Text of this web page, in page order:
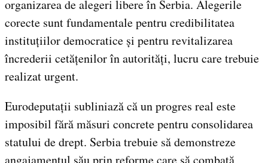
organizarea de alegeri libere în Serbia. Alegerile
corecte sunt fundamentale pentru credibilitatea
instituțiilor democratice și pentru revitalizarea
încrederii cetățenilor în autorități, lucru care trebuie
realizat urgent.
Eurodeputații subliniază că un progres real este
imposibil fără măsuri concrete pentru consolidarea
statului de drept. Serbia trebuie să demonstreze
angajamentul său prin reforme care să combată